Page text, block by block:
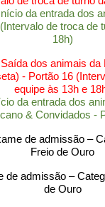
da entrada dos
de troca de
18h)
dos animais da
- Portão 16
equipe às 13h e
da entrada dos
& Convidados -
de admissão –
Freio de Ouro
de admissão –
de Ouro